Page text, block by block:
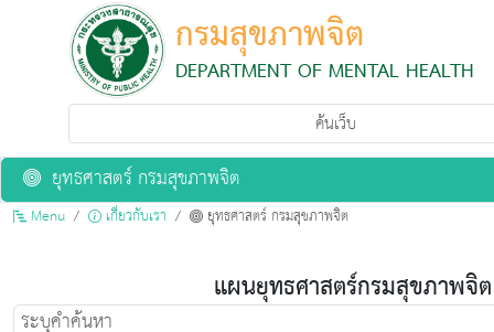
กรมสุขภาพจิต
DEPARTMENT OF MENTAL HEALTH
ยุทธศาสตร์ กรมสุขภาพจิต
Menu เกี่ยวกับเรา ยุทธศาสตร์ กรมสุขภาพจิต
แผนยุทธศาสตร์กรมสุขภาพจิต